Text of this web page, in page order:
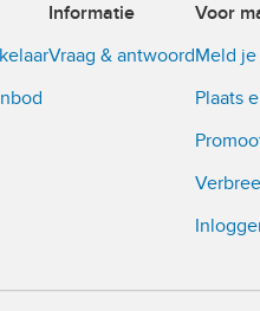
Informatie
Vraag & antwoord
Voor
Meld
Plaats